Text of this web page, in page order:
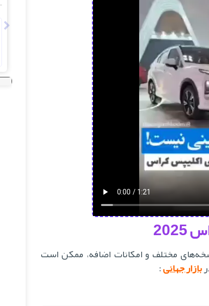
مختلف و امکانات اضافه، ممکن است
بازار جهانی:
زمان تعویض تسمه تایم خودرو
Solid information and very trustworthy vibes. I
have bookmarked this page for my long term
portfolio tracking. nxpccoin